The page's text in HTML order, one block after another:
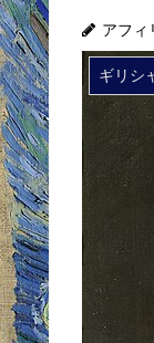
アフィ
ギリシ